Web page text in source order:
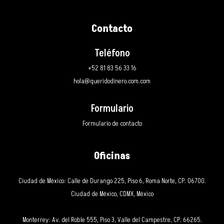
Contacto
Teléfono
+52 81 83 56 33 16
hola@queridodinero.com.com
Formulario
Formulario de contacto
Oficinas
Ciudad de México: Calle de Durango 225, Piso 6, Roma Norte, CP. 06700.
Ciudad de México, CDMX, México
Monterrey: Av. del Roble 555, Piso 3, Valle del Campestre, CP. 66265.